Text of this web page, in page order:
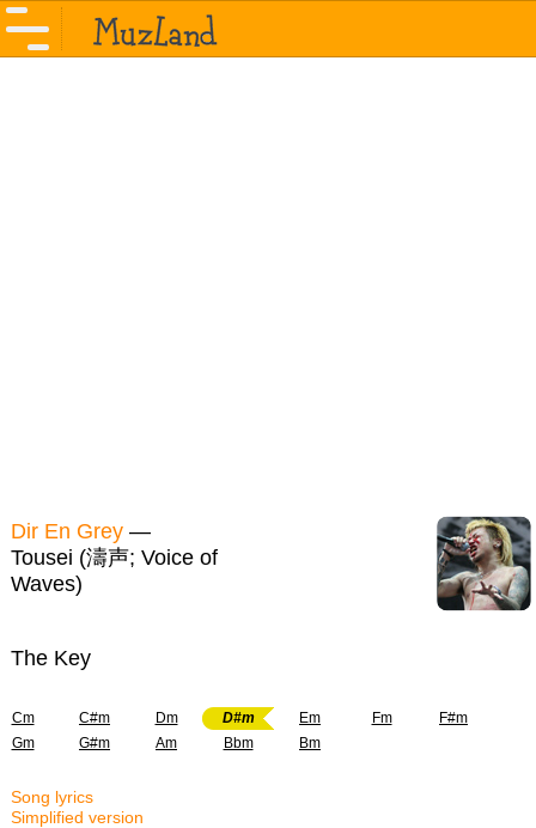
Dir En Grey —
Tousei (濤声; Voice of
Waves)
The Key
Cm C#m Dm D#m Em Fm
F#m
Gm
G#m Am Bbm Bm
Song lyrics
Simplified version